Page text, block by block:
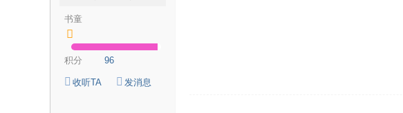
书童
积分 96
收听TA 发消息